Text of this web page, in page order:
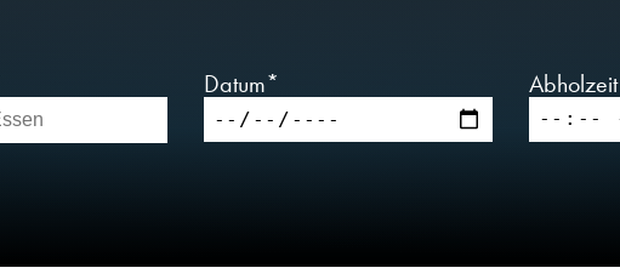
Datum*